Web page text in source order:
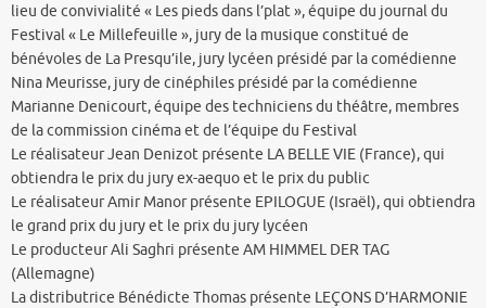
lieu de convivialité « Les pieds dans l’plat », équipe du journal du
Festival « Le Millefeuille », jury de la musique constitué de
bénévoles de La Presqu’ile, jury lycéen présidé par la comédienne
Nina Meurisse, jury de cinéphiles présidé par la comédienne
Marianne Denicourt, équipe des techniciens du théâtre, membres
de la commission cinéma et de l’équipe du Festival
Le réalisateur Jean Denizot présente LA BELLE VIE (France), qui
obtiendra le prix du jury ex-aequo et le prix du public
Le réalisateur Amir Manor présente EPILOGUE (Israël), qui obtiendra
le grand prix du jury et le prix du jury lycéen
Le producteur Ali Saghri présente AM HIMMEL DER TAG
(Allemagne)
La distributrice Bénédicte Thomas présente LEÇONS D’HARMONIE